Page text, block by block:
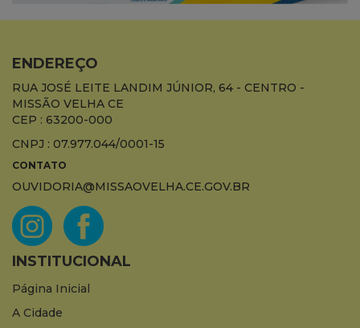
ENDEREÇO
RUA JOSÉ LEITE LANDIM JÚNIOR, 64 - CENTRO -
MISSÃO VELHA CE
CEP : 63200-000
CNPJ : 07.977.044/0001-15
CONTATO
OUVIDORIA@MISSAOVELHA.CE.GOV.BR
INSTITUCIONAL
Página Inicial
A Cidade